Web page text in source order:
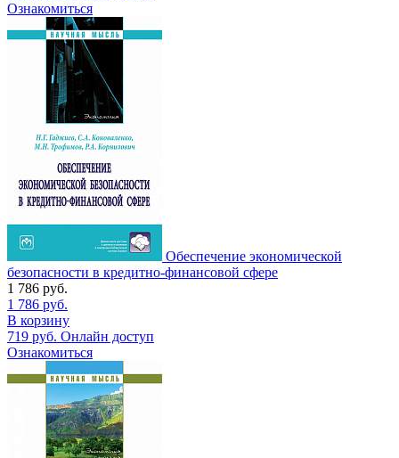
Ознакомиться
Обеспечение экономической
безопасности в кредитно-финансовой сфере
1 786 руб.
1 786 руб.
В корзину
719 руб. Онлайн доступ
Ознакомиться